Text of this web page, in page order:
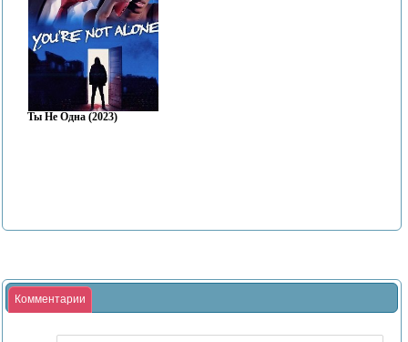
Ты Не Одна (2023)
Комментарии